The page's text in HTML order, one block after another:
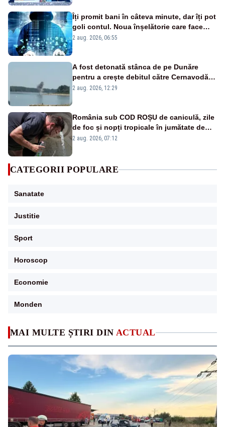
MAI MULTE ȘTIRI DIN ACTUAL
Îți promit bani în câteva minute, dar îți pot
goli contul. Noua înșelătorie care face
victime pe Facebook și WhatsApp
2 aug. 2026, 06:55
A fost detonată stânca de pe Dunăre
pentru a crește debitul către Cernavodă –
VIDEO
2 aug. 2026, 12:29
România sub COD ROȘU de caniculă, zile
de foc și nopți tropicale în jumătate de
țară
2 aug. 2026, 07:12
CATEGORII POPULARE
Sanatate
Justitie
Sport
Horoscop
Economie
Monden